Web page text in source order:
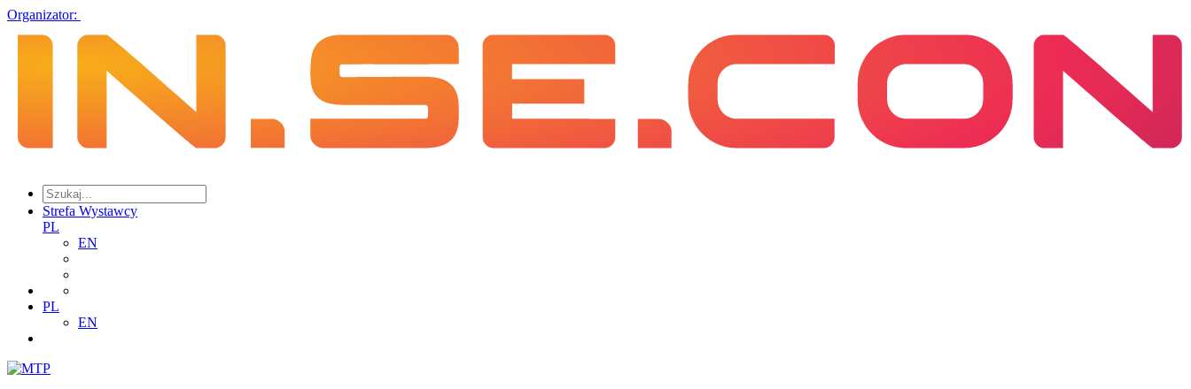
Organizator:
Strefa Wystawcy
PL
EN
PL
EN